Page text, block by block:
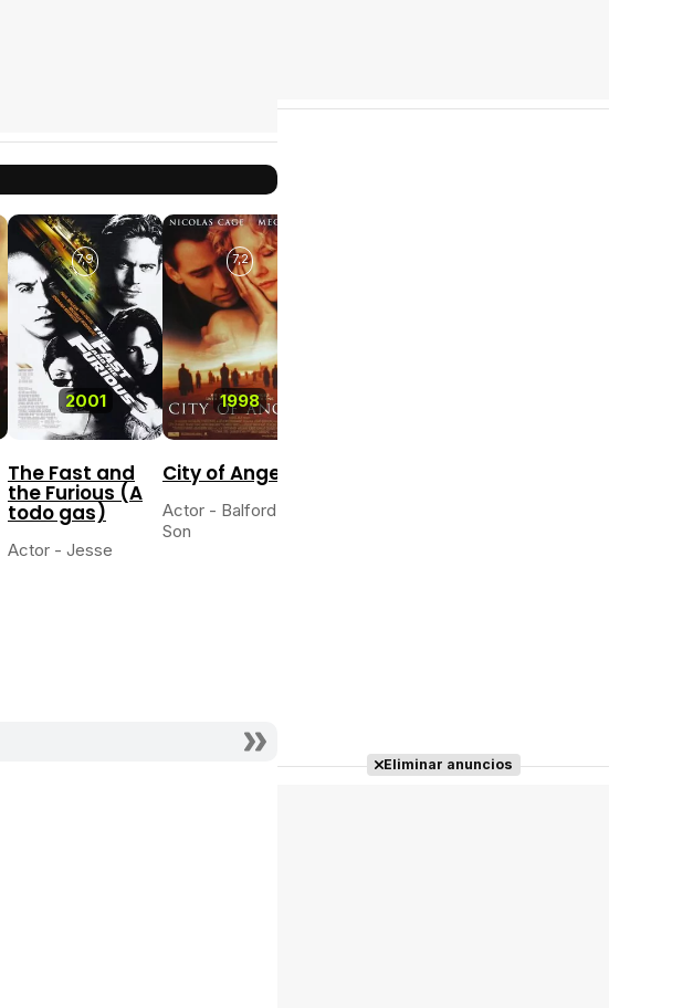
2001
7,9
The Fast and
the Furious (A
todo gas)
Actor - Jesse
1998
7,2
City of Angels
Actor - Balford's
Son
Eliminar anuncios